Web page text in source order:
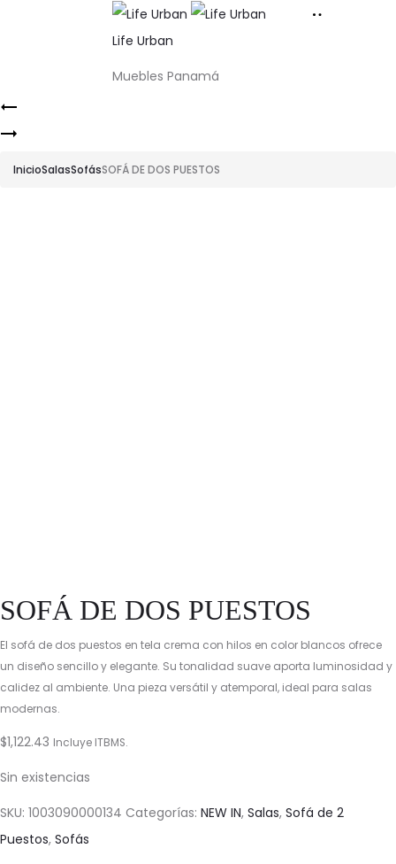
Life Urban
Muebles Panamá
Product
navigation
Dos
Sofá
deInicioSalasSofásSOFÁ DE DOS PUESTOS
SOFÁ DE DOS PUESTOS
El sofá de dos puestos en tela crema con hilos en color blancos ofrece
un diseño sencillo y elegante. Su tonalidad suave aporta luminosidad y
calidez al ambiente. Una pieza versátil y atemporal, ideal para salas
modernas.
$1,122.43 Incluye ITBMS.
Sin existencias
SKU: 1003090000134 Categorías: NEW IN, Salas, Sofá de 2
Puestos, Sofás